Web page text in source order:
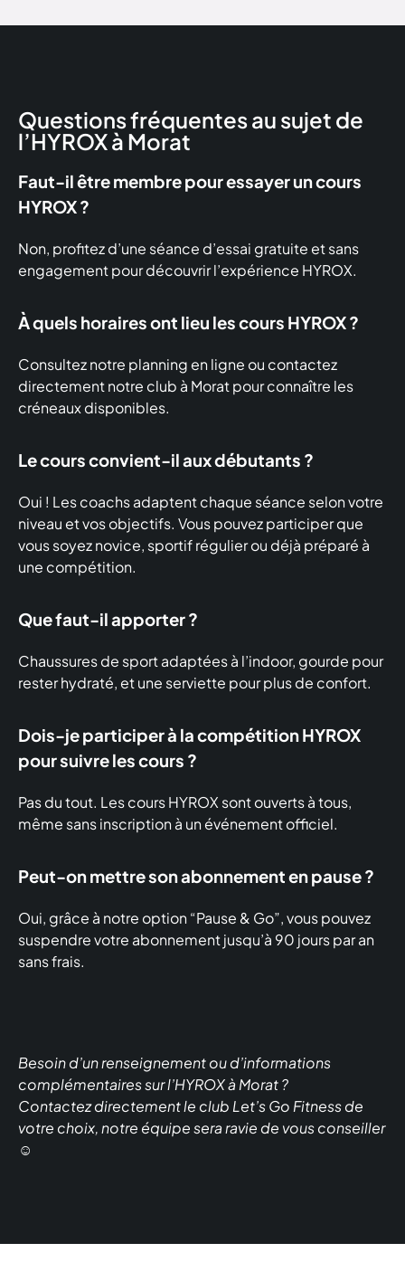
Questions fréquentes au sujet de
l’HYROX à Morat
Faut-il être membre pour essayer un cours
HYROX ?
Non, profitez d’une séance d’essai gratuite et sans
engagement pour découvrir l’expérience HYROX.
À quels horaires ont lieu les cours HYROX ?
Consultez notre planning en ligne ou contactez
directement notre club à Morat pour connaître les
créneaux disponibles.
Le cours convient-il aux débutants ?
Oui ! Les coachs adaptent chaque séance selon votre
niveau et vos objectifs. Vous pouvez participer que
vous soyez novice, sportif régulier ou déjà préparé à
une compétition.
Que faut-il apporter ?
Chaussures de sport adaptées à l’indoor, gourde pour
rester hydraté, et une serviette pour plus de confort.
Dois-je participer à la compétition HYROX
pour suivre les cours ?
Pas du tout. Les cours HYROX sont ouverts à tous,
même sans inscription à un événement officiel.
Peut-on mettre son abonnement en pause ?
Oui, grâce à notre option “Pause & Go”, vous pouvez
suspendre votre abonnement jusqu’à 90 jours par an
sans frais.
Besoin d’un renseignement ou d’informations
complémentaires sur l’HYROX à Morat ?
Contactez directement le club Let’s Go Fitness de
votre choix, notre équipe sera ravie de vous conseiller
☺️